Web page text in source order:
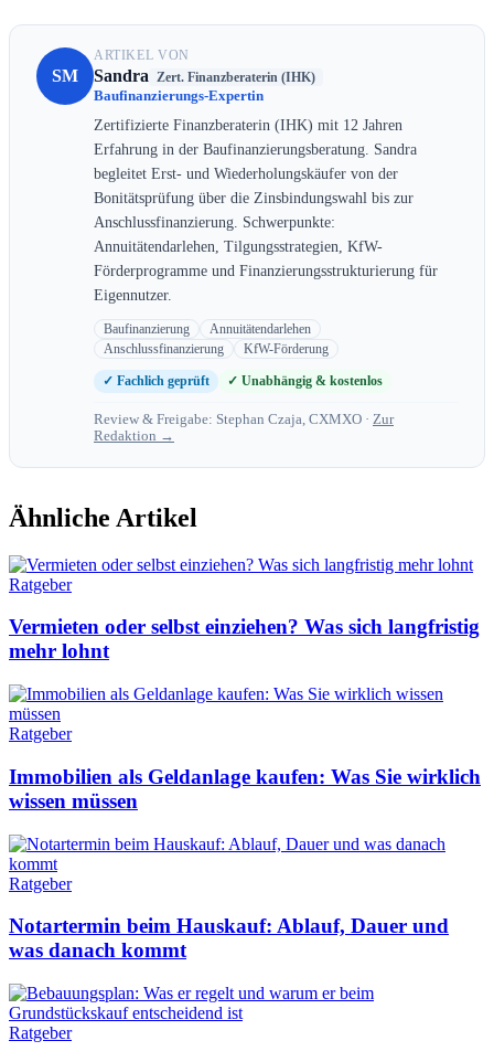
SM
ARTIKEL VON
Sandra Zert. Finanzberaterin (IHK)
Baufinanzierungs-Expertin
Zertifizierte Finanzberaterin (IHK) mit 12 Jahren
Erfahrung in der Baufinanzierungsberatung. Sandra
begleitet Erst- und Wiederholungskäufer von der
Bonitätsprüfung über die Zinsbindungswahl bis zur
Anschlussfinanzierung. Schwerpunkte:
Annuitätendarlehen, Tilgungsstrategien, KfW-
Förderprogramme und Finanzierungsstrukturierung für
Eigennutzer.
Baufinanzierung
Annuitätendarlehen
Anschlussfinanzierung
KfW-Förderung
✓ Fachlich geprüft ✓ Unabhängig & kostenlos
Review & Freigabe: Stephan Czaja, CXMXO · Zur
Redaktion →
Ähnliche Artikel
Ratgeber
Vermieten oder selbst einziehen? Was sich langfristig
mehr lohnt
Ratgeber
Immobilien als Geldanlage kaufen: Was Sie wirklich
wissen müssen
Ratgeber
Notartermin beim Hauskauf: Ablauf, Dauer und
was danach kommt
Ratgeber